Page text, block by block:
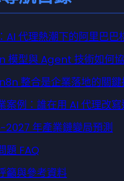
AI 代理熱潮下的阿里巴巴
模型與 Agent 技術如何
整合是企業落地的關鍵
案例：誰在用 AI 代理改寫
2027 年產業鏈變局預測
題 FAQ
籲與參考資料